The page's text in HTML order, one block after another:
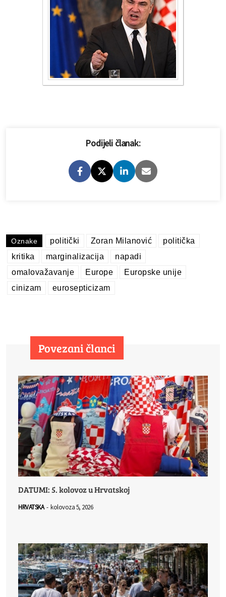
Podijeli članak:
Oznake politički Zoran Milanović
politička
kritika
marginalizacija
napadi
omalovažavanje
Europe
Europske unije
cinizam
eurosepticizam
Povezani članci
DATUMI: 5. kolovoz u Hrvatskoj
HRVATSKA - kolovoza 5, 2026